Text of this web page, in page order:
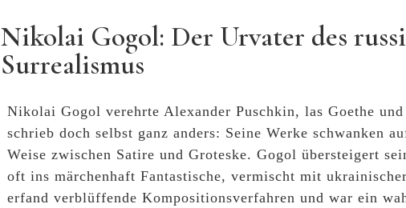
Nikolai Gogol: Der Urvater des
Surrealismus
Nikolai Gogol verehrte Alexander Puschkin, las Goethe
schrieb doch selbst ganz anders: Seine Werke schwanken
Weise zwischen Satire und Groteske. Gogol übersteigert
oft ins märchenhaft Fantastische, vermischt mit
erfand verblüffende Kompositionsverfahren und war ein